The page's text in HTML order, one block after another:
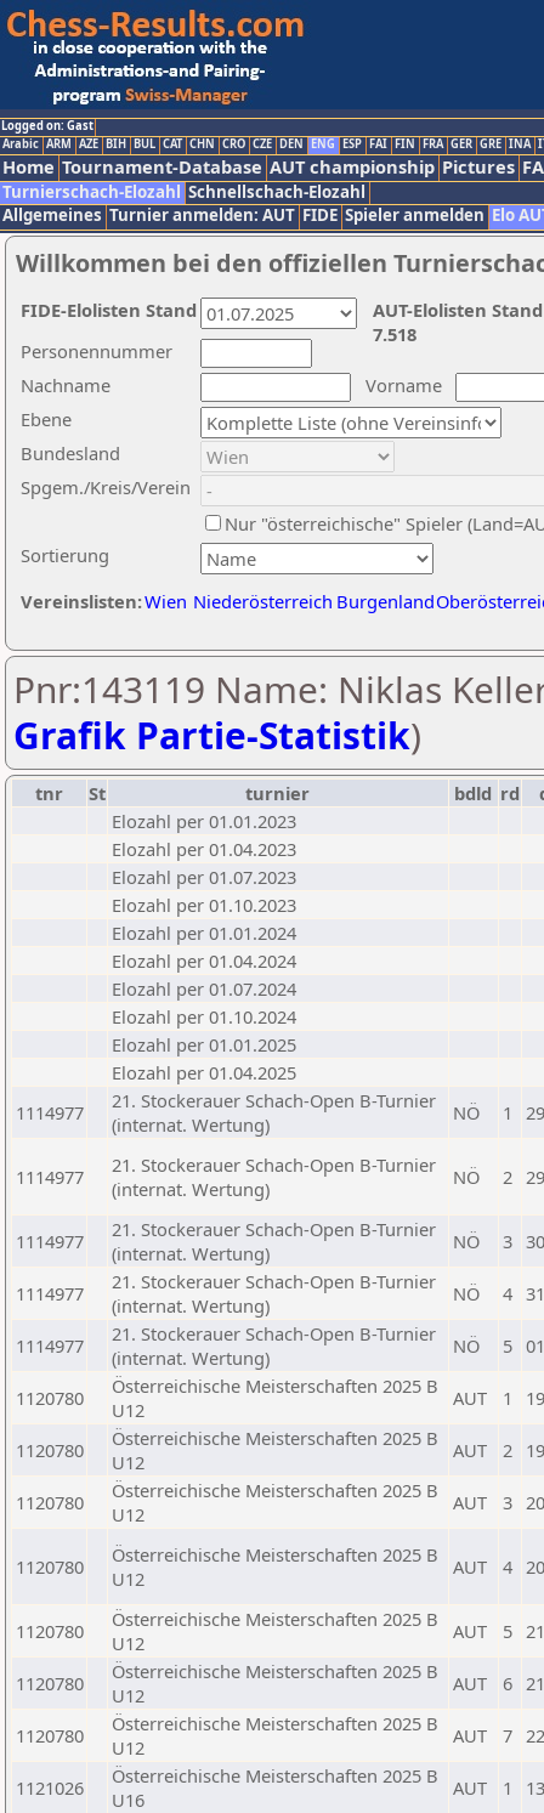
Logged on: Gast
Arabic ARM AZE BIH BUL CAT CHN CRO CZE DEN ENG ESP FAI FIN FRA GER GRE INA
Home Tournament-Database AUT championship Pictures
Turnierschach-Elozahl Schnellschach-Elozahl
Allgemeines Turnier anmelden: AUT FIDE Spieler anmelden Elo
Willkommen bei den offiziellen
Nachname
Vorname
Ebene
Sortierung
Personennummer
Bundesland
Spgem./Kreis/Verein
Nur "österreichische" Spieler
Vereinslisten:Wien Niederösterreich Burgenland
AUT-Elolisten
7.518
FIDE-Elolisten Stand
Pnr:143119 Name: Niklas
Grafik Partie-Statistik)
tnr St turnier bdld rd
Elozahl per 01.01.2023
Elozahl per 01.04.2023
Elozahl per 01.07.2023
Elozahl per 01.10.2023
Elozahl per 01.01.2024
Elozahl per 01.04.2024
Elozahl per 01.07.2024
Elozahl per 01.10.2024
Elozahl per 01.01.2025
Elozahl per 01.04.2025
1114977
21. Stockerauer Schach-Open B-Turnier
(internat. Wertung)
NÖ 1
1114977
21. Stockerauer Schach-Open B-Turnier
(internat. Wertung)
NÖ 2
1114977
21. Stockerauer Schach-Open B-Turnier
(internat. Wertung)
NÖ 3
1114977
21. Stockerauer Schach-Open B-Turnier
(internat. Wertung)
NÖ 4
1114977
21. Stockerauer Schach-Open B-Turnier
(internat. Wertung)
NÖ 5
1120780
Österreichische Meisterschaften 2025 B
U12
AUT 1
1120780
Österreichische Meisterschaften 2025 B
U12
AUT 2
1120780
Österreichische Meisterschaften 2025 B
U12
AUT 3
1120780
Österreichische Meisterschaften 2025 B
U12
AUT 4
1120780
Österreichische Meisterschaften 2025 B
U12
AUT 5
1120780
Österreichische Meisterschaften 2025 B
U12
AUT 6
1120780
Österreichische Meisterschaften 2025 B
U12
AUT 7
1121026
Österreichische Meisterschaften 2025 B
U16
AUT 1